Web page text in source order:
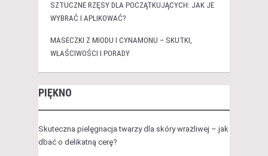
SZTUCZNE RZĘSY DLA POCZĄTKUJĄCYCH: JAK JE
WYBRAĆ I APLIKOWAĆ?
MASECZKI Z MIODU I CYNAMONU – SKUTKI,
WŁAŚCIWOŚCI I PORADY
PIĘKNO
Skuteczna pielęgnacja twarzy dla skóry wrażliwej – jak
dbać o delikatną cerę?